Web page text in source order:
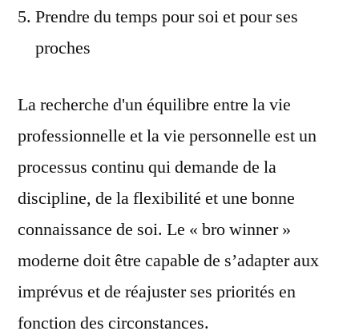
Prendre du temps pour soi et pour ses
proches
La recherche d'un équilibre entre la vie
professionnelle et la vie personnelle est un
processus continu qui demande de la
discipline, de la flexibilité et une bonne
connaissance de soi. Le « bro winner »
moderne doit être capable de s’adapter aux
imprévus et de réajuster ses priorités en
fonction des circonstances.